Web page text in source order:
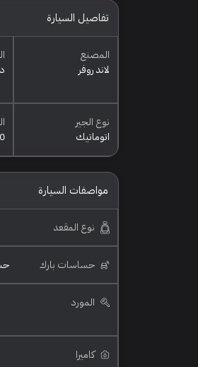
تفاصيل السيارة
المصنع
لاند روفر
نوع الجير
اتوماتيك
مواصفات السيارة
نوع المقعد
حساسات بارك
المورد
كاميرا